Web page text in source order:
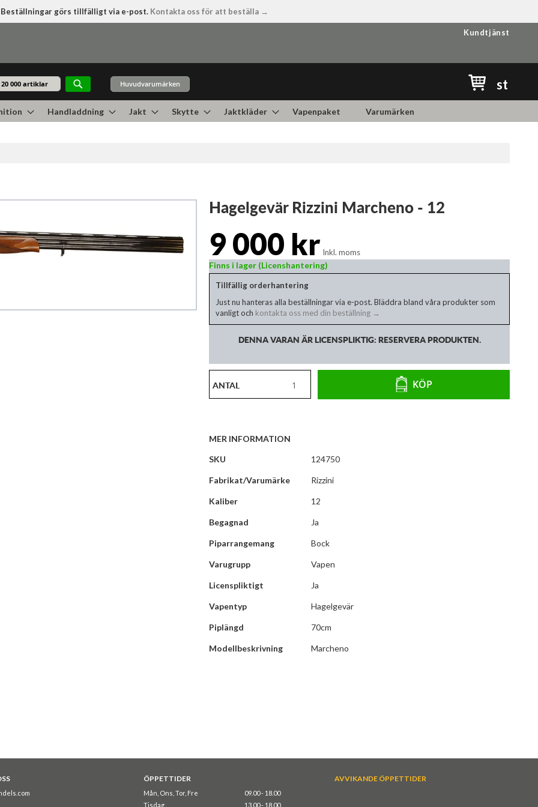
Beställningar görs tillfälligt via e-post. Kontakta oss för att beställa →
Kundtjänst
Sök
Huvudvarumärken st
Handladdning Jakt Skytte Jaktkläder Vapenpaket Varumärken
Hagelgevär Rizzini Marcheno - 12
9 000 kr Inkl. moms
Finns i lager (Licenshantering)
Tillfällig orderhantering
Just nu hanteras alla beställningar via e-post. Bläddra bland våra produkter som
vanligt och kontakta oss med din beställning →
DENNA VARAN ÄR LICENSPLIKTIG: RESERVERA PRODUKTEN.
ANTAL KÖP
MER INFORMATION
Mer
SKU 124750
Fabrikat/Varumärke Rizzini
Kaliber 12
Begagnad Ja
Piparrangemang Bock
Varugrupp Vapen
Licenspliktigt Ja
Vapentyp Hagelgevär
Piplängd 70cm
Modellbeskrivning Marcheno
ÖPPETTIDER
Mån, Ons, Tor, Fre
09.00 - 18.00
Tisdag
13.00 - 18.00
AVVIKANDE ÖPPETTIDER